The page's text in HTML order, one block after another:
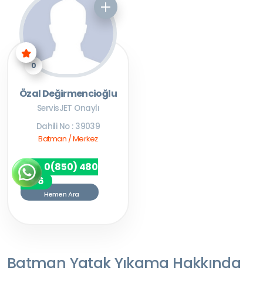
0
Özal Değirmencioğlu
ServisJET Onaylı
Dahili No : 39039
Batman / Merkez
0(850) 480
7256
Hemen Ara
Batman Yatak Yıkama Hakkında